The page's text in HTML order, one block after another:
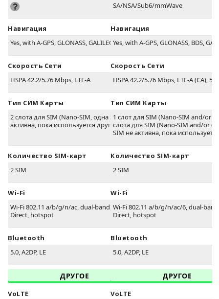
Навигация
Yes, with A-GPS, GLONASS, GALILEO, BDS
Скорость Сети
HSPA 42.2/5.76 Mbps, LTE-A
Тип СИМ Карты
2 слота для SIM (Nano-SIM, одна SIM не
активна, пока используется другая)
Количество SIM-карт
2 SIM
Wi-Fi
Wi-Fi 802.11 a/b/g/n/ac, dual-band, Wi-Fi
Direct, hotspot
Bluetooth
5.0, A2DP, LE
ДРУГОЕ
VoLTE
SA/NSA/Sub6/mmWave
Навигация
Yes, with A-GPS, GLONASS, BDS,
Скорость Сети
HSPA 42.2/5.76 Mbps, LTE-A (CA), 5G
Тип СИМ Карты
1 слот для SIM (Nano-SIM and/or
слота для SIM (Nano-SIM and/or
SIM не активна, пока
Количество SIM-карт
2 SIM
Wi-Fi
Wi-Fi 802.11 a/b/g/n/ac/6, dual-
Direct, hotspot
Bluetooth
5.0, A2DP, LE
ДРУГОЕ
VoLTE